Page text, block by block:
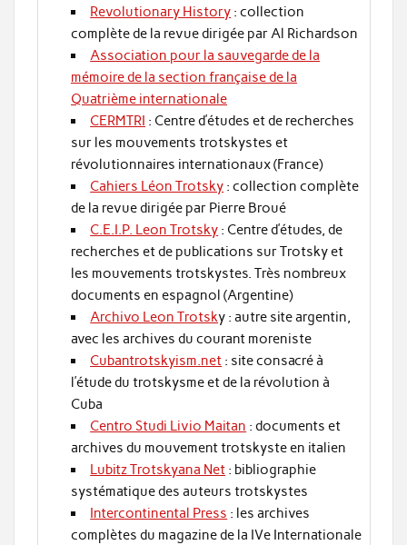
Revolutionary History : collection
complète de la revue dirigée par Al Richardson
Association pour la sauvegarde de la
mémoire de la section française de la
Quatrième internationale
CERMTRI : Centre d’études et de recherches
sur les mouvements trotskystes et
révolutionnaires internationaux (France)
Cahiers Léon Trotsky : collection complète
de la revue dirigée par Pierre Broué
C.E.I.P. Leon Trotsky : Centre d’études, de
recherches et de publications sur Trotsky et
les mouvements trotskystes. Très nombreux
documents en espagnol (Argentine)
Archivo Leon Trotsky : autre site argentin,
avec les archives du courant moreniste
Cubantrotskyism.net : site consacré à
l’étude du trotskysme et de la révolution à
Cuba
Centro Studi Livio Maitan : documents et
archives du mouvement trotskyste en italien
Lubitz Trotskyana Net : bibliographie
systématique des auteurs trotskystes
Intercontinental Press : les archives
complètes du magazine de la IVe Internationale